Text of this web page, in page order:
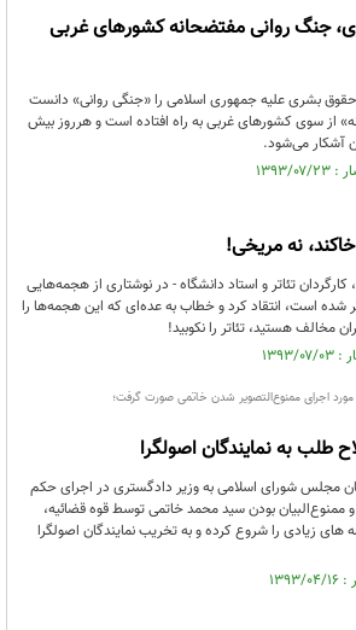
جنگ روانی مفتضحانه کشورهای غربی
بشری علیه جمهوری اسلامی را «جنگی روانی» دانست
از سوی کشورهای غربی به راه افتاده است و هرروز بیش
آشکار می‌شود.
نه مریخی!
کارگردان تئاتر و استاد دانشگاه - در نوشتاری از هجمه‌هایی
شده است، انتقاد کرد و خطاب به عده‌ای که این هجمه‌ها را
مخالف هستید، تئاتر را نکوبید!
مورد اجرای ممنوع‌التصویر شدن خاتمی صورت گرفت؛
طلب به نمایندگان اصولگرا
مجلس شورای اسلامی به وزیر دادگستری در اجرای حکم
ممنوع‌البیان بودن سید محمد خاتمی توسط قوه قضائیه،
زیادی را شروع کرده و به تخریب نمایندگان اصولگرا